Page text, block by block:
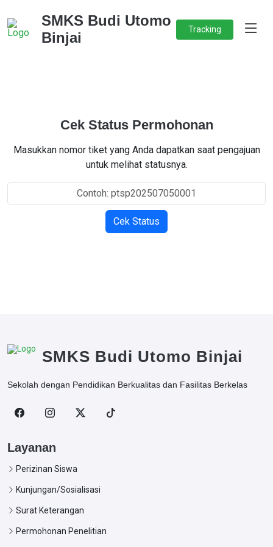
SMKS Budi Utomo
Binjai
Tracking
Cek Status Permohonan
Masukkan nomor tiket yang Anda dapatkan saat pengajuan
untuk melihat statusnya.
Cek Status
SMKS Budi Utomo Binjai
Sekolah dengan Pendidikan Berkualitas dan Fasilitas Berkelas
Layanan
Perizinan Siswa
Kunjungan/Sosialisasi
Surat Keterangan
Permohonan Penelitian